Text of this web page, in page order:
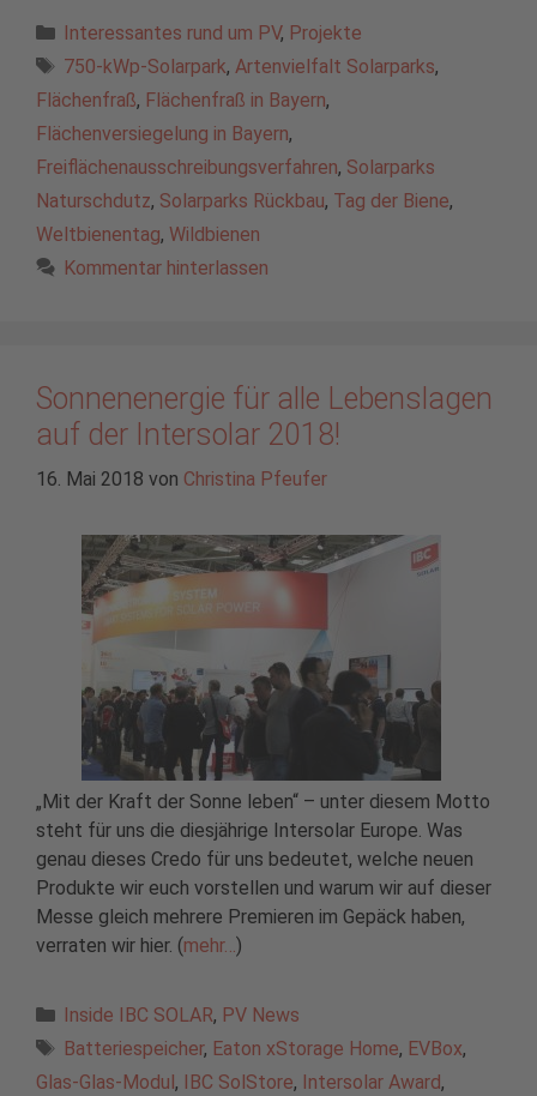
Kategorien
Interessantes rund um PV, Projekte
Schlagwörter
750-kWp-Solarpark, Artenvielfalt Solarparks,
Flächenfraß, Flächenfraß in Bayern,
Flächenversiegelung in Bayern,
Freiflächenausschreibungsverfahren, Solarparks
Naturschdutz, Solarparks Rückbau, Tag der Biene,
Weltbienentag, Wildbienen
Kommentar hinterlassen
Sonnenenergie für alle Lebenslagen
auf der Intersolar 2018!
16. Mai 2018 von Christina Pfeufer
„Mit der Kraft der Sonne leben“ – unter diesem Motto
steht für uns die diesjährige Intersolar Europe. Was
genau dieses Credo für uns bedeutet, welche neuen
Produkte wir euch vorstellen und warum wir auf dieser
Messe gleich mehrere Premieren im Gepäck haben,
verraten wir hier. (mehr…)
Kategorien
Inside IBC SOLAR, PV News
Schlagwörter
Batteriespeicher, Eaton xStorage Home, EVBox,
Glas-Glas-Modul , IBC SolStore, Intersolar Award,